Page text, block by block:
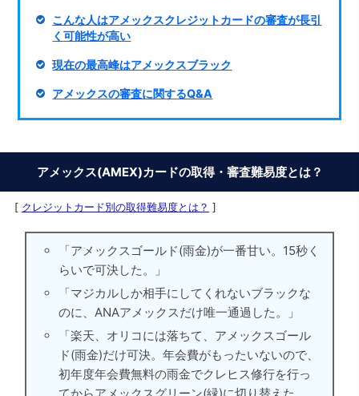
こんな人はアメックスクレジットカードの審査が長引
く可能性が高い
現在の最高峰はアメックスブラック
アメックスの審査に関するQ&A
アメックス(AMEX)カードの取得・審査難易度とは？
[ クレジットカード別の取得難易度とは？ ]
「アメックスゴールド(雨金)が一番甘い。15秒く
らいで可決した。」
「マジカルしか相手にしてくれないブラックな
のに、ANAアメックスだけ唯一通過した。」
「楽天、オリコには落ちて、アメックスゴール
ド(雨金)だけ可決。年会費がもったいないので、
初年度年会費無料の雨金でクレヒス修行を行っ
てからアメックスグリーン(緑)に切り替えた